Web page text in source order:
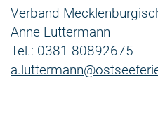
Verband
Anne Luttermann
Tel.: 0381 80892675